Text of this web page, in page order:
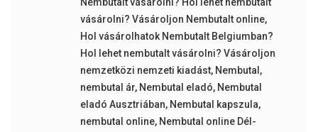
vásárolni? Vásároljon Nembutalt online,
Hol vásárolhatok Nembutalt Belgiumban?
Hol lehet nembutalt vásárolni? Vásároljon
nemzetközi nemzeti kiadást, Nembutal ,
nembutal ár, Nembutal eladó, Nembutal
eladó Ausztriában, Nembutal kapszula,
nembutal online, Nembutal online Dél-